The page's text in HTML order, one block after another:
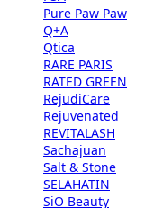
Pure Paw Paw
Q+A
Qtica
RARE PARIS
RATED GREEN
RejudiCare
Rejuvenated
REVITALASH
Sachajuan
Salt & Stone
SELAHATIN
SiO Beauty